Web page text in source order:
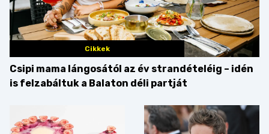
Cikkek
Csipi mama lángosától az év strandételéig – idén
is felzabáltuk a Balaton déli partját